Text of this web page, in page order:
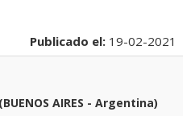
Publicado el: 19-02-2021
AIRES - Argentina)